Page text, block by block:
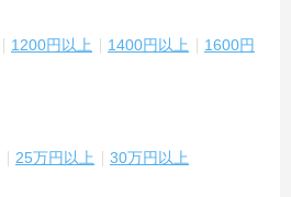
1200円以上 1400円以上
1600円
25万円以上 30万円以上